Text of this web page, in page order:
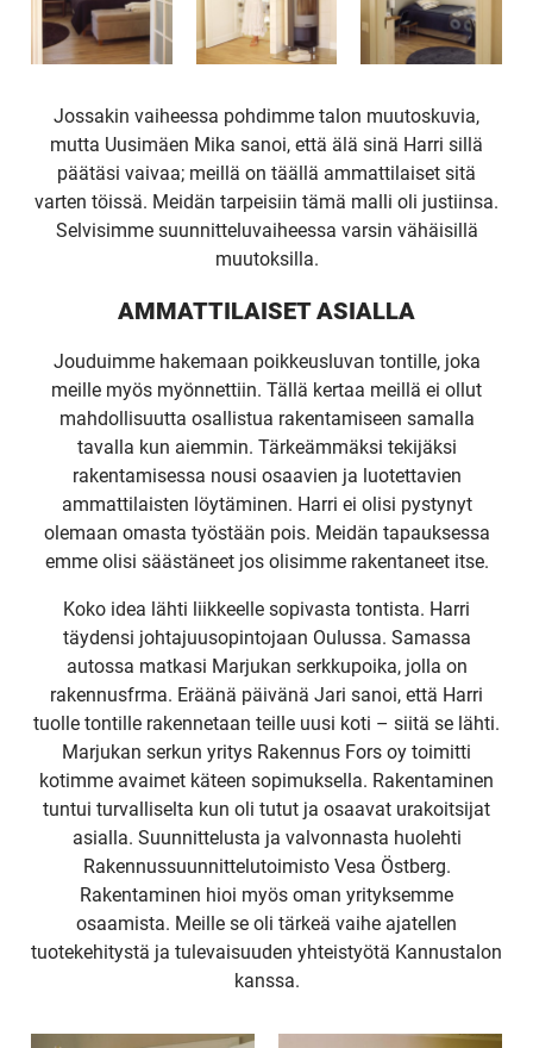
Jossakin vaiheessa pohdimme talon muutoskuvia,
mutta Uusimäen Mika sanoi, että älä sinä Harri sillä
päätäsi vaivaa; meillä on täällä ammattilaiset sitä
varten töissä. Meidän tarpeisiin tämä malli oli justiinsa.
Selvisimme suunnitteluvaiheessa varsin vähäisillä
muutoksilla.
AMMATTILAISET ASIALLA
Jouduimme hakemaan poikkeusluvan tontille, joka
meille myös myönnettiin. Tällä kertaa meillä ei ollut
mahdollisuutta osallistua rakentamiseen samalla
tavalla kun aiemmin. Tärkeämmäksi tekijäksi
rakentamisessa nousi osaavien ja luotettavien
ammattilaisten löytäminen. Harri ei olisi pystynyt
olemaan omasta työstään pois. Meidän tapauksessa
emme olisi säästäneet jos olisimme rakentaneet itse.
Koko idea lähti liikkeelle sopivasta tontista. Harri
täydensi johtajuusopintojaan Oulussa. Samassa
autossa matkasi Marjukan serkkupoika, jolla on
rakennusfrma. Eräänä päivänä Jari sanoi, että Harri
tuolle tontille rakennetaan teille uusi koti – siitä se lähti.
Marjukan serkun yritys Rakennus Fors oy toimitti
kotimme avaimet käteen sopimuksella. Rakentaminen
tuntui turvalliselta kun oli tutut ja osaavat urakoitsijat
asialla. Suunnittelusta ja valvonnasta huolehti
Rakennussuunnittelutoimisto Vesa Östberg.
Rakentaminen hioi myös oman yrityksemme
osaamista. Meille se oli tärkeä vaihe ajatellen
tuotekehitystä ja tulevaisuuden yhteistyötä Kannustalon
kanssa.